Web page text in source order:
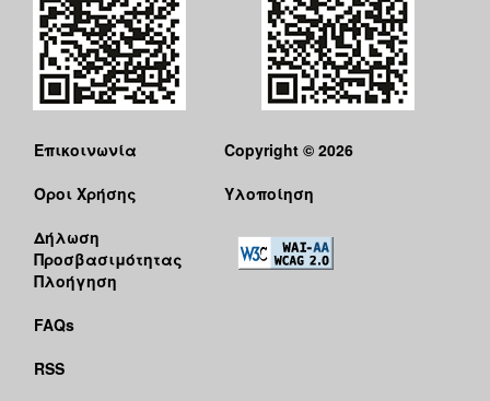
Επικοινωνία
Όροι Χρήσης
Δήλωση
Προσβασιμότητας
Πλοήγηση
FAQs
RSS
Copyright © 2026
Υλοποίηση